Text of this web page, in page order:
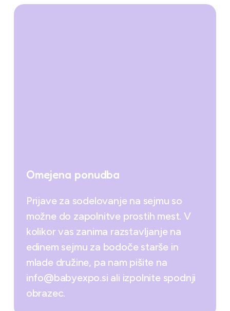
Omejena ponudba
Prijave za sodelovanje na sejmu so
možne do zapolnitve prostih mest. V
kolikor vas zanima razstavljanje na
edinem sejmu za bodoče starše in
mlade družine, pa nam pišite na
info@babyexpo.si ali izpolnite spodnji
obrazec.